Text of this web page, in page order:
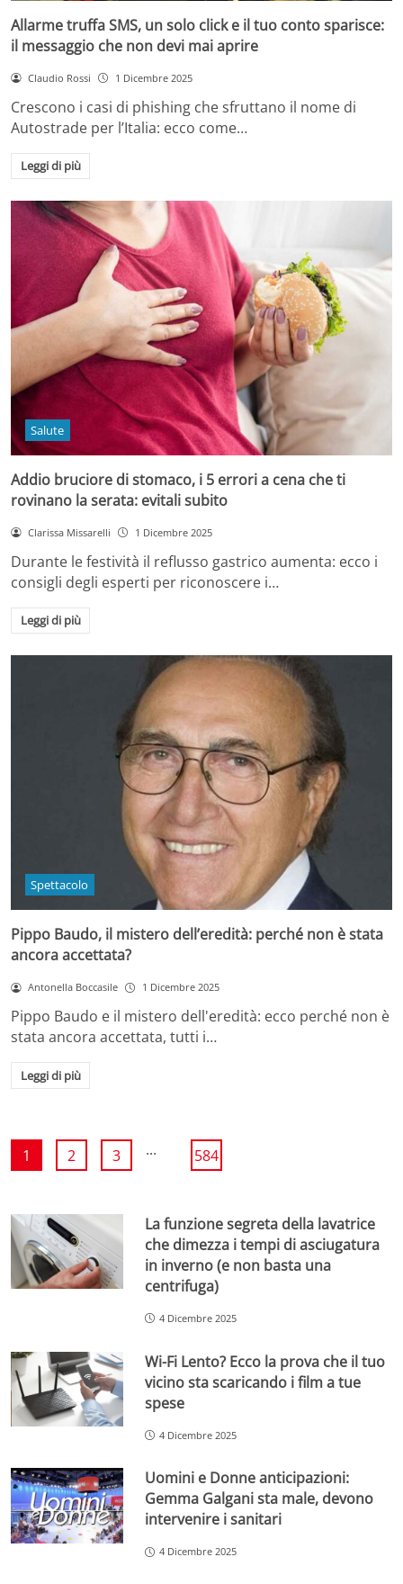
Allarme truffa SMS, un solo click e il tuo conto sparisce:
il messaggio che non devi mai aprire
Claudio Rossi 1 Dicembre 2025
Crescono i casi di phishing che sfruttano il nome di
Autostrade per l’Italia: ecco come…
Leggi di più
Salute
Addio bruciore di stomaco, i 5 errori a cena che ti
rovinano la serata: evitali subito
Clarissa Missarelli 1 Dicembre 2025
Durante le festività il reflusso gastrico aumenta: ecco i
consigli degli esperti per riconoscere i…
Leggi di più
Spettacolo
Pippo Baudo, il mistero dell’eredità: perché non è stata
ancora accettata?
Antonella Boccasile 1 Dicembre 2025
Pippo Baudo e il mistero dell'eredità: ecco perché non è
stata ancora accettata, tutti i…
Leggi di più
1 2 3 ... 584
La funzione segreta della lavatrice
che dimezza i tempi di asciugatura
in inverno (e non basta una
centrifuga)
4 Dicembre 2025
Wi-Fi Lento? Ecco la prova che il tuo
vicino sta scaricando i film a tue
spese
4 Dicembre 2025
Uomini e Donne anticipazioni:
Gemma Galgani sta male, devono
intervenire i sanitari
4 Dicembre 2025